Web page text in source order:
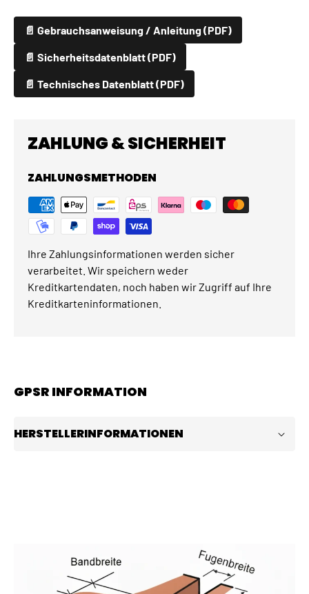
📄 Gebrauchsanweisung / Anleitung (PDF)
📄 Sicherheitsdatenblatt (PDF)
📄 Technisches Datenblatt (PDF)
ZAHLUNG & SICHERHEIT
ZAHLUNGSMETHODEN
Ihre Zahlungsinformationen werden sicher
verarbeitet. Wir speichern weder
Kreditkartendaten, noch haben wir Zugriff auf Ihre
Kreditkarteninformationen.
GPSR INFORMATION
HERSTELLERINFORMATIONEN